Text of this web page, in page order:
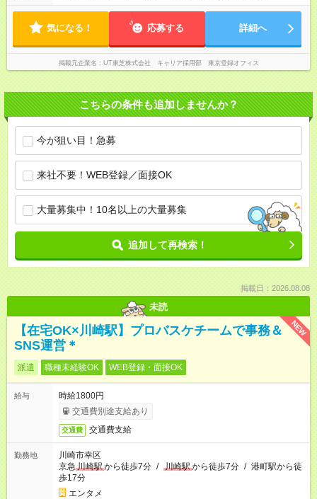
気になる！ 応募する 詳細へ
掲載元企業名 UT東芝株式会社 キャリア採用部 東京登録オフィス
こちらの条件も追加しませんか？
今が狙い目！急募
来社不要！WEB登録／面接OK
大量募集中！10名以上の大量募集
追加して再検索！
掲載日：2026.08.08
未読
NEW
【在宅OK×川崎駅】プロバスケチームで事務＆
SNS運営＊
派遣 職種未経験OK WEB登録・面接OK
給与
時給1800円
交通費別途支給あり
交通費 交通費支給
勤務地
川崎市幸区
京急 川崎駅から徒歩7分 / 川崎駅から徒歩7分 / 港町駅から徒
歩17分
エンタメ